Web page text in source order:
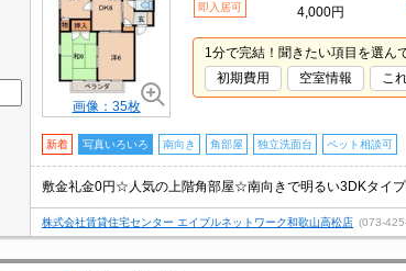
画像：35枚
即入居可
4,000円
1分で完結！聞きたい項目を選ん
初期費用
空室情報 こ
新着 写真いろいろ 南向き 角部屋 独立洗面台 ペット相談可
敷金礼金0円☆人気の上階角部屋☆南向きで明るい3DKタイプ
株式会社賃貸住宅センター エイブルネットワーク和歌山高松店 (073-